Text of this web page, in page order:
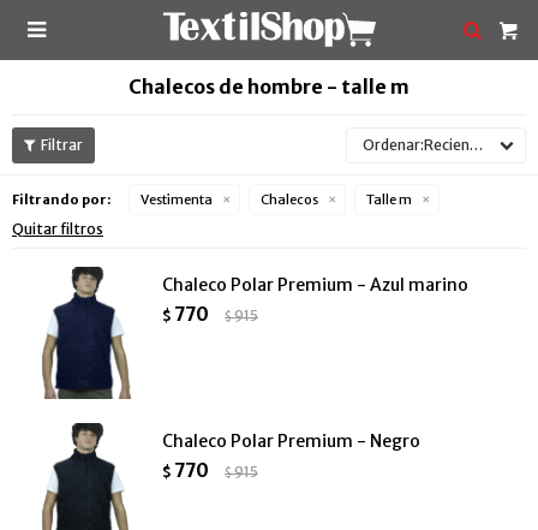

Chalecos de hombre - talle m
Recientes
Filtrando por: Vestimenta Chalecos Talle m
Quitar filtros
Chaleco Polar Premium - Azul marino
$ 770 $915
Chaleco Polar Premium - Negro
$ 770 $915